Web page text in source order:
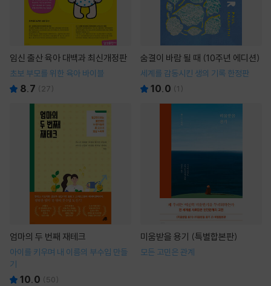
임신 출산 육아 대백과 최신개정판
초보 부모를 위한 육아 바이블
8.7 ( 27)
숨결이 바람 될 때 (10주년 에디션)
세계를 감동시킨 생의 기록 한정판
10.0 (1 )
엄마의 두 번째 재테크
아이를 키우며 내 이름의 부수입 만들
기
10.0 (50)
미움받을 용기 (특별합본판)
모든 고민은 관계